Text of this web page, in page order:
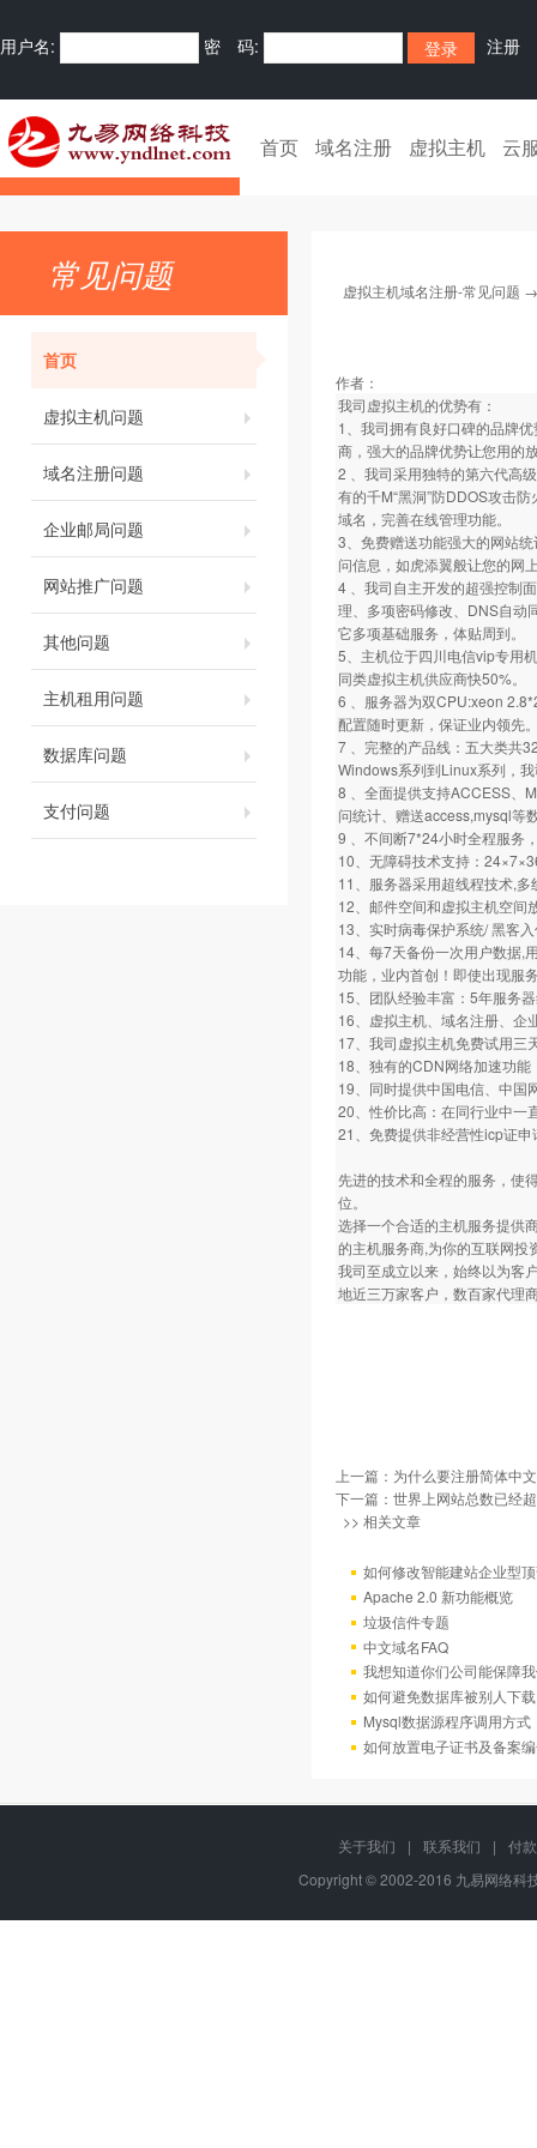
用户名: 密 码: 注册
首页 域名注册 虚拟主机 云
常见问题
首页
虚拟主机问题
域名注册问题
企业邮局问题
网站推广问题
其他问题
主机租用问题
数据库问题
支付问题
虚拟主机域名注册-常见问题
作者：
我司虚拟主机的优势有：
1、我司拥有良好口碑的品牌
商，强大的品牌优势让您用的
2 、我司采用独特的第六代高
有的千M“黑洞”防DDOS攻击
域名，完善在线管理功能。
3、免费赠送功能强大的网站
问信息，如虎添翼般让您的网
4 、我司自主开发的超强控制
理、多项密码修改、DNS自动
它多项基础服务，体贴周到。
5、主机位于四川电信vip专用
同类虚拟主机供应商快50%。
6 、服务器为双CPU:xeon
配置随时更新，保证业内领先
7 、完整的产品线：五大类共
Windows系列到Linux系列，
8 、全面提供支持ACCESS、
问统计、赠送access,mysql等
9 、不间断7*24小时全程服务
10、无障碍技术支持：
11、服务器采用超线程技术,
12、邮件空间和虚拟主机空间
13、实时病毒保护系统/ 黑客
14、每7天备份一次用户数据,
功能，业内首创！即使出现服
15、团队经验丰富：5年服务
16、虚拟主机、域名注册、企
17、我司虚拟主机免费试用三
18、独有的CDN网络加速功
19、同时提供中国电信、中国
20、性价比高：在同行业中一
21、免费提供非经营性icp证
先进的技术和全程的服务，使
位。
选择一个合适的主机服务提供
的主机服务商,为你的互联网投
我司至成立以来，始终以为客
地近三万家客户，数百家代理
上一篇： 为什么要注册简体中
下一篇： 世界上网站总数已经
>> 相关文章
如何修改智能建站企业型
Apache 2.0 新功能概览
垃圾信件专题
中文域名FAQ
我想知道你们公司能保障
如何避免数据库被别人下
Mysql数据源程序调用方
如何放置电子证书及备案
关于我们 | 联系我们 |
付
Copyright © 2002-2016 九易网络